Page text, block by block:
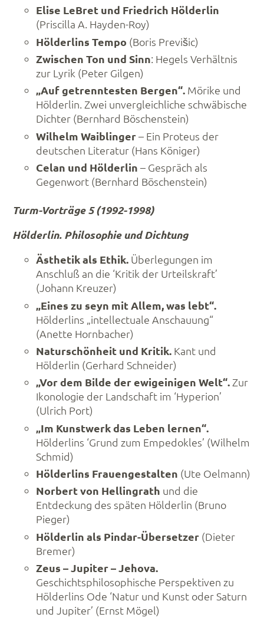
Elise LeBret und Friedrich Hölderlin
(Priscilla A. Hayden-Roy)
Hölderlins Tempo (Boris Previšic)
Zwischen Ton und Sinn: Hegels Verhältnis
zur Lyrik (Peter Gilgen)
„Auf getrenntesten Bergen“. Mörike und
Hölderlin. Zwei unvergleichliche schwäbische
Dichter (Bernhard Böschenstein)
Wilhelm Waiblinger– Ein Proteus der
deutschen Literatur (Hans Königer)
Celan und Hölderlin – Gespräch als
Gegenwort (Bernhard Böschenstein)
Turm-Vorträge 5 (1992-1998)
Hölderlin. Philosophie und Dichtung
Ästhetik als Ethik. Überlegungen im
Anschluß an die ‘Kritik der Urteilskraft’
(Johann Kreuzer)
„Eines zu seyn mit Allem, was lebt“.
Hölderlins „intellectuale Anschauung“
(Anette Hornbacher)
Naturschönheit und Kritik. Kant und
Hölderlin (Gerhard Schneider)
„Vor dem Bilde der ewigeinigen Welt“. Zur
Ikonologie der Landschaft im ‘Hyperion’
(Ulrich Port)
„Im Kunstwerk das Leben lernen“.
Hölderlins ‘Grund zum Empedokles’ (Wilhelm
Schmid)
Hölderlins Frauengestalten (Ute Oelmann)
Norbert von Hellingrath und die
Entdeckung des späten Hölderlin (Bruno
Pieger)
Hölderlin als Pindar-Übersetzer (Dieter
Bremer)
Zeus – Jupiter – Jehova.
Geschichtsphilosophische Perspektiven zu
Hölderlins Ode ‘Natur und Kunst oder Saturn
und Jupiter’ (Ernst Mögel)